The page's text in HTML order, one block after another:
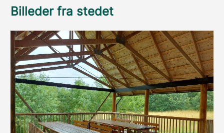
Billeder fra stedet